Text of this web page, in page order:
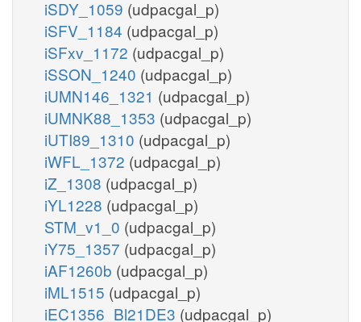
iSDY_1059 (udpacgal_p)
iSFV_1184 (udpacgal_p)
iSFxv_1172 (udpacgal_p)
iSSON_1240 (udpacgal_p)
iUMN146_1321 (udpacgal_p)
iUMNK88_1353 (udpacgal_p)
iUTI89_1310 (udpacgal_p)
iWFL_1372 (udpacgal_p)
iZ_1308 (udpacgal_p)
iYL1228 (udpacgal_p)
STM_v1_0 (udpacgal_p)
iY75_1357 (udpacgal_p)
iAF1260b (udpacgal_p)
iML1515 (udpacgal_p)
iEC1356_Bl21DE3 (udpacgal_p)